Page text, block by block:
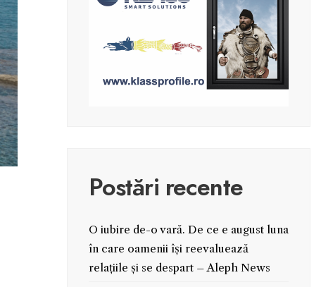
Postări recente
O iubire de-o vară. De ce e august luna
în care oamenii își reevaluează
relațiile și se despart – Aleph News